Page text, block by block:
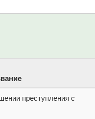
преступления с